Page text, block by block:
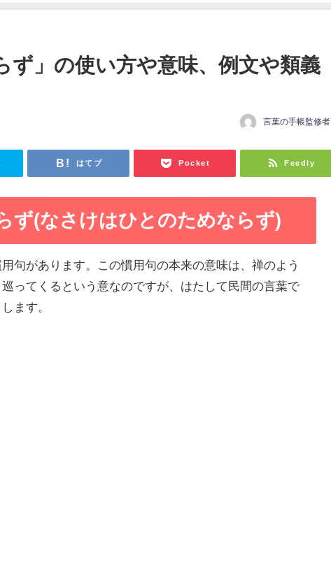
ず」の使い方や意味、例文や類義
言葉の手帳監修者
はてブ Pocket Feedly
ず(なさけはひとのためならず)
句があります。この慣用句の本来の意味は、禅のよう
ってくるという意なのですが、はたして民間の言葉で
ます。